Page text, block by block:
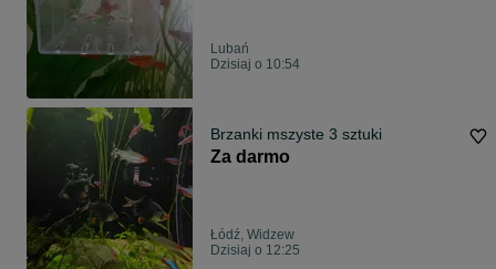
Lubań
Dzisiaj o 10:54
Brzanki mszyste 3 sztuki
Za darmo
Łódź, Widzew
Dzisiaj o 12:25